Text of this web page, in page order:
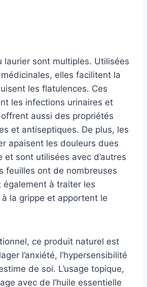
laurier sont multiples. Utilisées
elles facilitent la
les flatulences. Ces
les infections urinaires et
aussi des propriétés
et antiseptiques. De plus, les
apaisent les douleurs dues
et sont utilisées avec d’autres
feuilles ont de nombreuses
à traiter les
la grippe et apportent le
ce produit naturel est
l’anxiété, l’hypersensibilité
de soi. L’usage topique,
avec de l’huile essentielle